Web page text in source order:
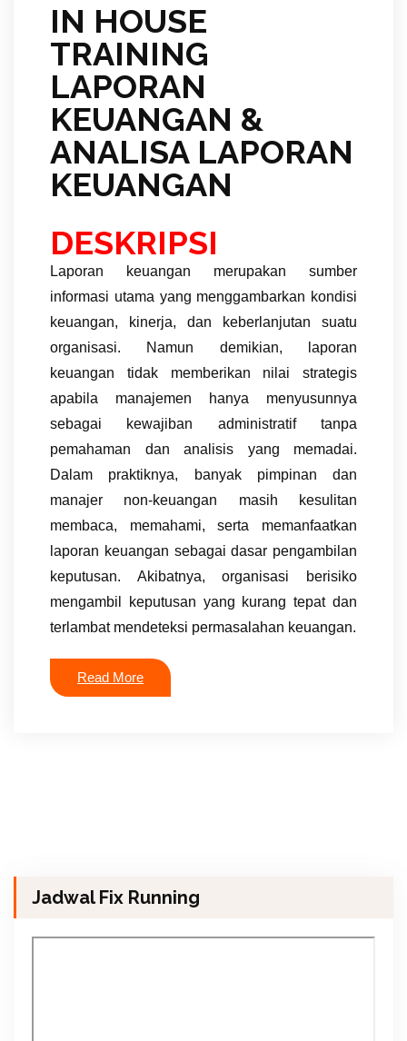
IN HOUSE
TRAINING
LAPORAN
KEUANGAN &
ANALISA LAPORAN
KEUANGAN
DESKRIPSI
Laporan keuangan merupakan sumber
informasi utama yang menggambarkan kondisi
keuangan, kinerja, dan keberlanjutan suatu
organisasi. Namun demikian, laporan
keuangan tidak memberikan nilai strategis
apabila manajemen hanya menyusunnya
sebagai kewajiban administratif tanpa
pemahaman dan analisis yang memadai.
Dalam praktiknya, banyak pimpinan dan
manajer non-keuangan masih kesulitan
membaca, memahami, serta memanfaatkan
laporan keuangan sebagai dasar pengambilan
keputusan. Akibatnya, organisasi berisiko
mengambil keputusan yang kurang tepat dan
terlambat mendeteksi permasalahan keuangan.
Read More
Jadwal Fix Running